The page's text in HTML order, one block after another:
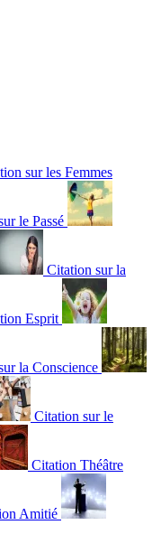
sur les Femmes
le Passé
Citation sur la
Esprit
la Conscience
Citation sur le
Citation Théâtre
Amitié